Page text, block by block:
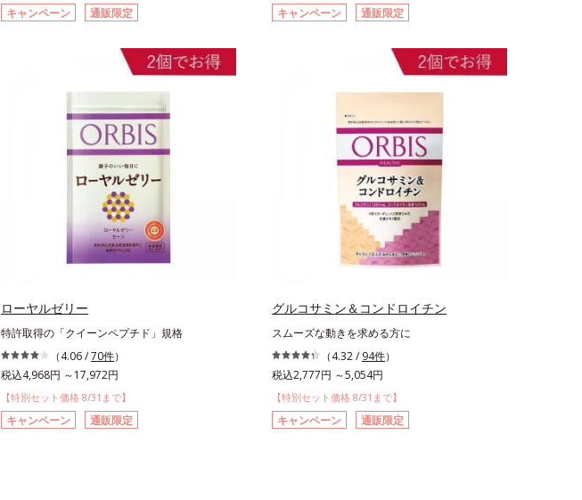
キャンペーン 通販限定 キャンペーン 通販限定
ローヤルゼリー
特許取得の「クイーンペプチド」規格
（4.06 /70件）
税込4,968円 ～17,972円
【特別セット価格 8/31まで】
キャンペーン 通販限定
グルコサミン＆コンドロイチン
スムーズな動きを求める方に
（4.32 / 94件）
税込2,777円 ～5,054円
【特別セット価格 8/31まで】
キャンペーン 通販限定